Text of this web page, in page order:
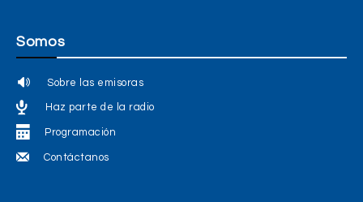
Somos
Sobre las emisoras
Haz parte de la radio
Programación
Contáctanos